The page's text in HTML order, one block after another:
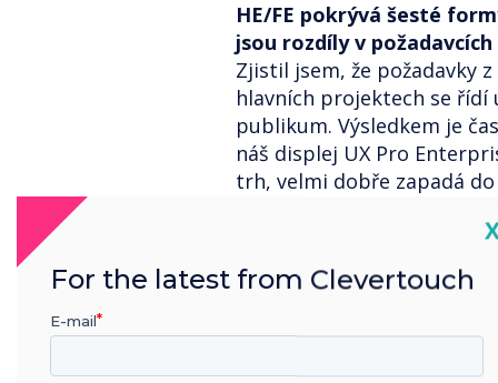
HE/FE pokrývá šesté
jsou rozdíly v
Zjistil jsem, že požadavky
hlavních projektech se řídí
publikum. Výsledkem je
náš displej UX Pro
trh, velmi dobře zapadá
rozhraní a schopnosti
mezi požadavky
požadavky univerzitního
nebo prostoru studentů.
vyhovuje šestým formám
dojmu ze vzdělávání a
pomůcku pro učitele -
For the latest from Clevertouch
E-mail